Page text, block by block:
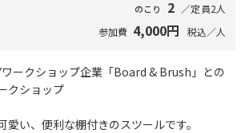
のこり 2 ／定員2人
参加費 4,000円 税込／人
ワークショップ企業「Board & Brush」との
クショップ
い、便利な棚付きのスツールです。